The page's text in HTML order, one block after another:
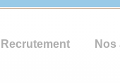
Recrutement Nos